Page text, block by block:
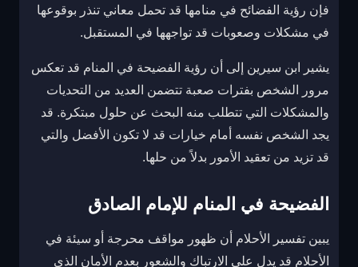
فإن رؤية الفضائح في منامها قد تحمل معاني تنذر بوقوعها
في مشكلات وصعوبات قد تواجهها في المستقبل.
يشير ابن سيرين إلى أن رؤية الفضيحة في المنام قد تعكس
مرور الشخص بفترات صعبة تتضمن العديد من التحديات
والمشكلات التي تتطلب منه البحث عن حلول مبتكرة. قد
يجد الشخص نفسه أمام خيارات قد لا تكون الأفضل والتي
قد تزيد من تعقيد الأمور بدلاً من حلها.
الفضيحة في المنام للإمام الصادق
يبين تفسير الأحلام أن ظهور مواقف محرجة أو سيئة في
الأحلام قد يدل على الارتباك والشعور بعدم الأمان الذي